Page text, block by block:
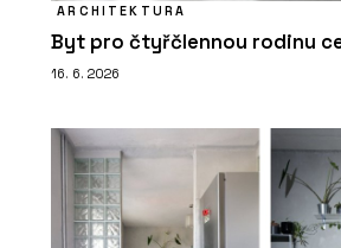
ARCHITEKTURA
Byt pro čtyřčlennou rodinu
16. 6. 2026